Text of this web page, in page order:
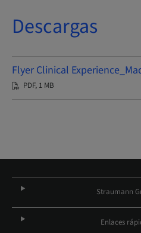
Descargas
Flyer Clinical
PDF, 1 MB
Straumann
Enlaces